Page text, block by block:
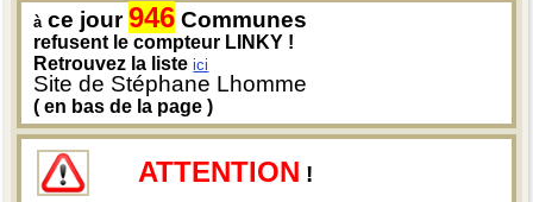
à ce jour946 Communes
refusent le compteur LINKY !
Retrouvez la listeici
Site de Stéphane Lhomme
( en bas de la page )
ATTENTION !